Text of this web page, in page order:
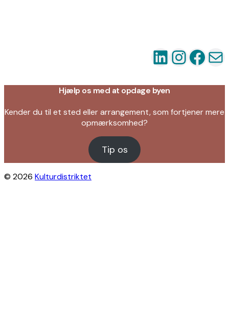
LinkedIn
Hjælp os med at opdage byen
Kender du til et sted eller arrangement, som fortjener mere
opmærksomhed?
Tip os
© 2026 Kulturdistriktet